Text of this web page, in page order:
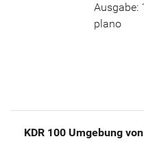
Ausgabe:
plano
KDR 100 Umgebung